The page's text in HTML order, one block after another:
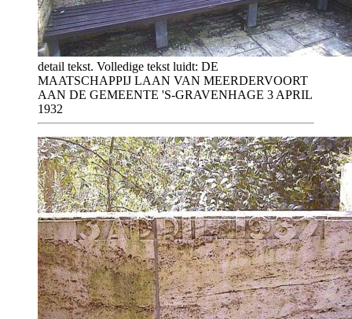
detail tekst. Volledige tekst luidt: DE
MAATSCHAPPIJ LAAN VAN MEERDERVOORT
AAN DE GEMEENTE 'S-GRAVENHAGE 3 APRIL
1932